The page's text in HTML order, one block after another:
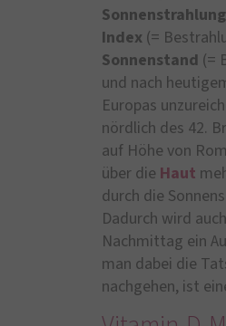
Sonnenstrahlung
Index (=
Sonnenstand (=
und nach
Europas
nördlich des 42.
auf Höhe von
über die Haut
durch die
Dadurch wird
Nachmittag ein
man dabei die
nachgehen, ist